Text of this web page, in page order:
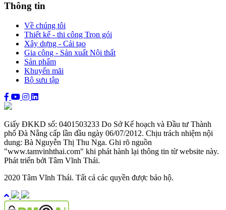
Thông tin
Về chúng tôi
Thiết kế - thi công Trọn gói
Xây dựng - Cải tạo
Gia công - Sản xuất Nội thất
Sản phẩm
Khuyến mãi
Bộ sưu tập
Giấy ĐKKD số: 0401503233 Do Sở Kế hoạch và Đầu tư Thành
phố Đà Nẵng cấp lần đầu ngày 06/07/2012. Chịu trách nhiệm nội
dung: Bà Nguyễn Thị Thu Nga. Ghi rõ nguồn
"www.tamvinhthai.com" khi phát hành lại thông tin từ website này.
Phát triển bởi Tâm Vĩnh Thái.
2020 Tâm Vĩnh Thái. Tất cả các quyền được bảo hộ.